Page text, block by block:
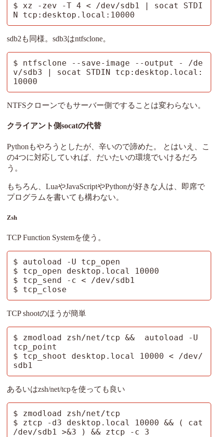
$ xz -zev -T 4 < /dev/sdb1 | socat STDI
N tcp:desktop.local:10000
sdb2も同様。sdb3はntfsclone。
$ ntfsclone --save-image --output - /de
v/sdb3 | socat STDIN tcp:desktop.local:
10000
NTFSクローンでもサーバー側ですることは変わらない。
クライアント側socatの代替
Pythonもやろうとしたが、辛いので諦めた。 とはいえ、こ
の4つに対応していれば、だいたいの環境でいけるだろ
う。
もちろん、LuaやJavaScriptやPythonが好きな人は、即席で
プログラムを書いても構わない。
Zsh
TCP Function Systemを使う。
$ autoload -U tcp_open
$ tcp_open desktop.local 10000
$ tcp_send -c < /dev/sdb1
$ tcp_close
TCP shootのほうが簡単
$ zmodload zsh/net/tcp &&  autoload -U
tcp_point
$ tcp_shoot desktop.local 10000 < /dev/
sdb1
あるいはzsh/net/tcpを使っても良い
$ zmodload zsh/net/tcp
$ ztcp -d3 desktop.local 10000 && ( cat
/dev/sdb1 >&3 ) && ztcp -c 3